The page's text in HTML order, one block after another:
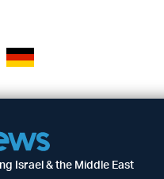
Israel & the Middle East